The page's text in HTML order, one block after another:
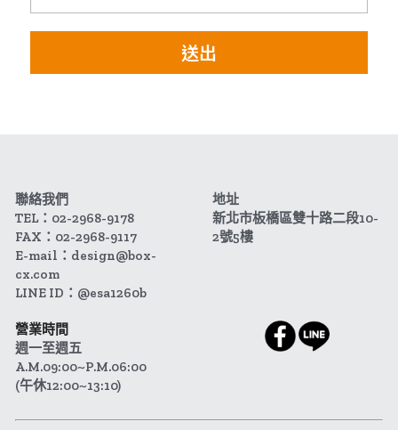
送出
聯絡我們
TEL：02-2968-9178
FAX：02-2968-9117
E-mail：design@box-
cx.com
LINE ID：@esa1260b
地址
新北市板橋區雙十路二段10-
2號5樓
營業時間
週一至週五
A.M.09:00~P.M.06:00
(午休12:00~13:10)